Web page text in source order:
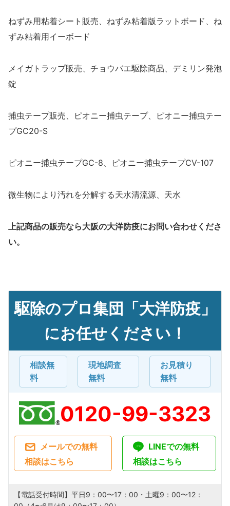
ねずみ用粘着シート販売、ねずみ粘着版ラットボード、ね
ずみ粘着用イーボード
メイガトラップ販売、チョウバエ駆除商品、デミリン発泡
錠
捕虫テープ販売、ピオニー捕虫テープ、ピオニー捕虫テー
プGC20-S
ピオニー捕虫テープGC-8、ピオニー捕虫テープCV-107
微生物により汚れを分解する天水清流源、天水
上記商品の販売なら大阪の大洋防疫にお問い合わせくださ
い。
駆除のプロ集団「大洋防疫」
にお任せください！
相談無
料
現地調査
無料
お見積り
無料
0120-99-3323
メールでの無料
相談はこちら
LINEでの無料
相談はこちら
【電話受付時間】平日9：00〜17：00・土曜9：00〜12：